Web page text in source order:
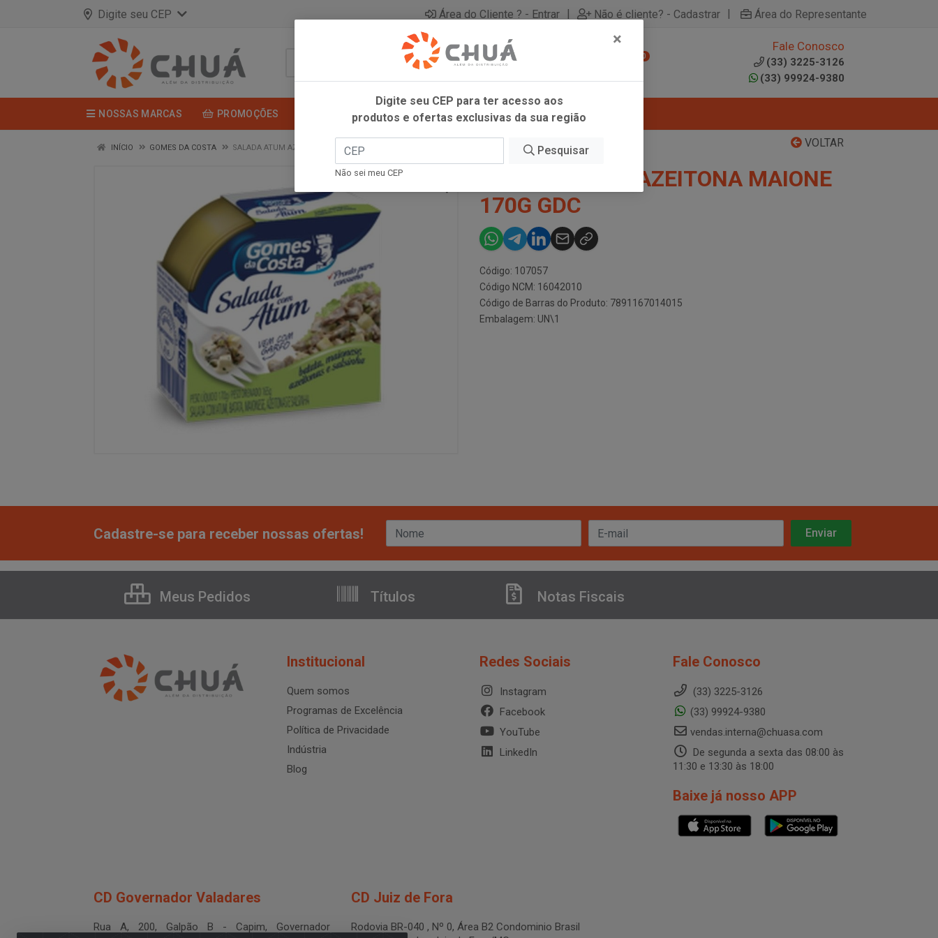
Digite seu CEP Área do Cliente ? - Entrar | Não é cliente? - Cadastrar | Área do Representante
0
Fale Conosco
(33) 3225-3126
(33) 99924-9380
NOSSAS MARCAS PROMOÇÕES
VOLTAR
INÍCIO GOMES DA COSTA SALADA ATUM AZEITONA MAIONE 170G GDC
SALADA ATUM AZEITONA MAIONE
170G GDC
Código: 107057
Código NCM: 16042010
Código de Barras do Produto: 7891167014015
Embalagem: UN\1
Cadastre-se para receber nossas ofertas!
Meus Pedidos Títulos Notas Fiscais
Institucional
Quem somos
Programas de Excelência
Política de Privacidade
Indústria
Blog
Redes Sociais
Instagram
Facebook
YouTube
LinkedIn
Fale Conosco
(33) 3225-3126
(33) 99924-9380
vendas.interna@chuasa.com
De segunda a sexta das 08:00 às
11:30 e 13:30 às 18:00
Baixe já nosso APP
CD Governador Valadares
Rua A, 200, Galpão B - Capim, Governador
CD Juiz de Fora
Rodovia BR-040 , Nº 0, Área B2 Condominio Brasil
×
Digite seu CEP para ter acesso aos
produtos e ofertas exclusivas da sua região
Pesquisar
Não sei meu CEP